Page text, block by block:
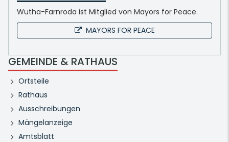
Wutha-Farnroda ist Mitglied von Mayors for Peace.
MAYORS FOR PEACE
GEMEINDE & RATHAUS
Ortsteile
Rathaus
Ausschreibungen
Mängelanzeige
Amtsblatt